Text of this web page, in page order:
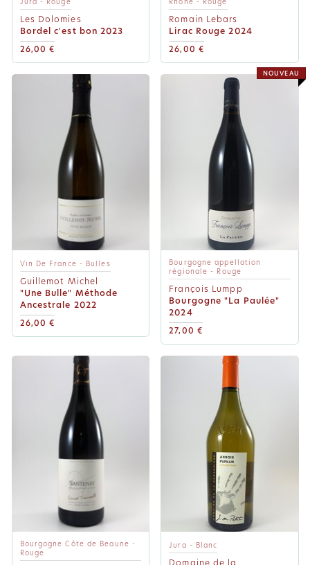
Jura - Rouge
Les Dolomies
Bordel c'est bon 2023
26,00 €
Rhône - Rouge
Romain Lebars
Lirac Rouge 2024
26,00 €
Vin De France - Bulles
Guillemot Michel
"Une Bulle" Méthode
Ancestrale 2022
26,00 €
Bourgogne appellation
régionale - Rouge
François Lumpp
Bourgogne "La Paulée"
2024
27,00 €
NOUVEAU
Bourgogne Côte de Beaune -
Rouge
Jura - Blanc